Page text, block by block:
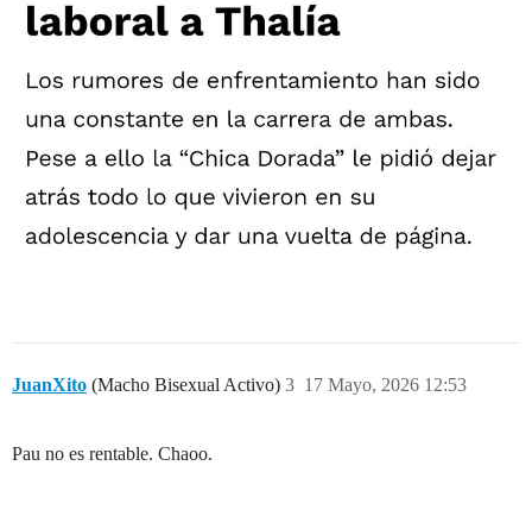
JuanXito (Macho Bisexual Activo) 17 Mayo, 2026 12:53
3
Pau no es rentable. Chaoo.